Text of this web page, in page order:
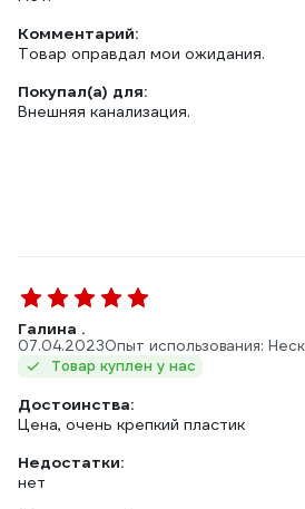
Комментарий:
Товар оправдал мои ожидания.
Покупал(а) для:
Внешняя канализация.
Галина .
07.04.2023Опыт использования:
Товар куплен у нас
Достоинства:
Цена, очень крепкий пластик
Недостатки:
нет